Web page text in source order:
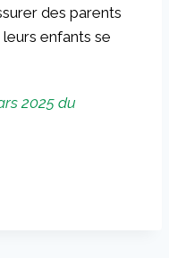
des parents
enfants se
2025 du